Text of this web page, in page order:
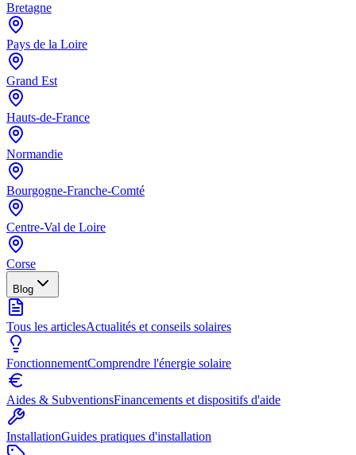
Bretagne
Pays de la Loire
Grand Est
Hauts-de-France
Normandie
Bourgogne-Franche-Comté
Centre-Val de Loire
Corse
Blog
Tous les articlesActualités et conseils solaires
FonctionnementComprendre l'énergie solaire
Aides & SubventionsFinancements et dispositifs d'aide
InstallationGuides pratiques d'installation